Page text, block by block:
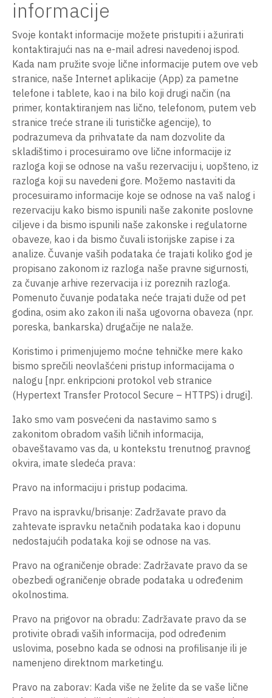
informacije
Svoje kontakt informacije možete pristupiti i ažurirati
kontaktirajući nas na e-mail adresi navedenoj ispod.
Kada nam pružite svoje lične informacije putem ove veb
stranice, naše Internet aplikacije (App) za pametne
telefone i tablete, kao i na bilo koji drugi način (na
primer, kontaktiranjem nas lično, telefonom, putem veb
stranice treće strane ili turističke agencije), to
podrazumeva da prihvatate da nam dozvolite da
skladištimo i procesuiramo ove lične informacije iz
razloga koji se odnose na vašu rezervaciju i, uopšteno, iz
razloga koji su navedeni gore. Možemo nastaviti da
procesuiramo informacije koje se odnose na vaš nalog i
rezervaciju kako bismo ispunili naše zakonite poslovne
ciljeve i da bismo ispunili naše zakonske i regulatorne
obaveze, kao i da bismo čuvali istorijske zapise i za
analize. Čuvanje vaših podataka će trajati koliko god je
propisano zakonom iz razloga naše pravne sigurnosti,
za čuvanje arhive rezervacija i iz poreznih razloga.
Pomenuto čuvanje podataka neće trajati duže od pet
godina, osim ako zakon ili naša ugovorna obaveza (npr.
poreska, bankarska) drugačije ne nalaže.
Koristimo i primenjujemo moćne tehničke mere kako
bismo sprečili neovlašćeni pristup informacijama o
nalogu [npr. enkripcioni protokol veb stranice
(Hypertext Transfer Protocol Secure – HTTPS) i drugi].
Iako smo vam posvećeni da nastavimo samo s
zakonitom obradom vaših ličnih informacija,
obaveštavamo vas da, u kontekstu trenutnog pravnog
okvira, imate sledeća prava:
Pravo na informaciju i pristup podacima.
Pravo na ispravku/brisanje: Zadržavate pravo da
zahtevate ispravku netačnih podataka kao i dopunu
nedostajućih podataka koji se odnose na vas.
Pravo na ograničenje obrade: Zadržavate pravo da se
obezbedi ograničenje obrade podataka u određenim
okolnostima.
Pravo na prigovor na obradu: Zadržavate pravo da se
protivite obradi vaših informacija, pod određenim
uslovima, posebno kada se odnosi na profilisanje ili je
namenjeno direktnom marketingu.
Pravo na zaborav: Kada više ne želite da se vaše lične